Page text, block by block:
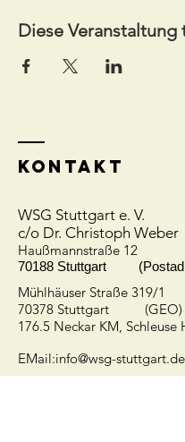
Diese Veranstaltung
Kontakt
WSG Stuttgart e. V.
c/o Dr. Christoph Weber
Haußmannstraße 12
70188 Stuttgart
Mühlhäuser Straße 319/1
70378 Stuttgart (GEO)
176.5 Neckar KM, Schleuse
EMail:info@wsg-stuttgart.de